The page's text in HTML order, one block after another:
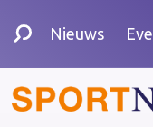
Nieuws